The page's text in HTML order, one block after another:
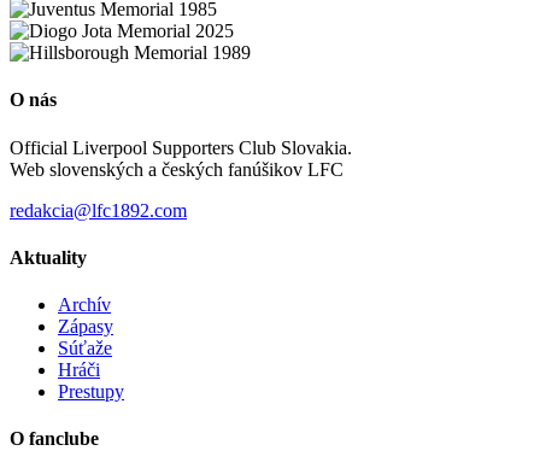
O nás
Official Liverpool Supporters Club Slovakia.
Web slovenských a českých fanúšikov LFC
redakcia@lfc1892.com
Aktuality
Archív
Zápasy
Súťaže
Hráči
Prestupy
O fanclube